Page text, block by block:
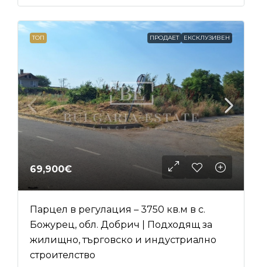
ТОП ПРОДАЕТ ЕКСКЛУЗИВЕН
69,900€
Парцел в регулация – 3750 кв.м в с.
Божурец, обл. Добрич | Подходящ за
жилищно, търговско и индустриално
строителство